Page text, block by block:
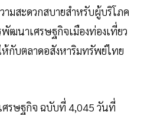
มสะดวกสบายสำหรับผู้บริโภค
ฒนาเศรษฐกิจเมืองท่องเที่ยว
กับตลาดอสังหาริมทรัพย์ไทย
รษฐกิจ ฉบับที่ 4,045 วันที่